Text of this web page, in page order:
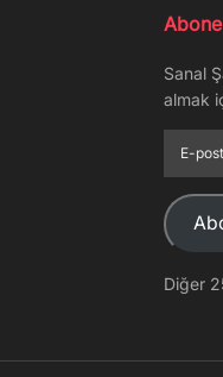
Sanal
almak
posta
Adresi
Diğer